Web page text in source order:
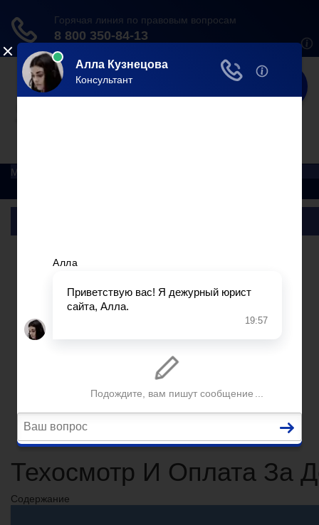
Юрист
Меню
Сопровождение сделок
Вопросы и ответы
Приватизация
Сопровождение сделок
Вопросы и ответы
Техосмотр И Оплата За
Содержание